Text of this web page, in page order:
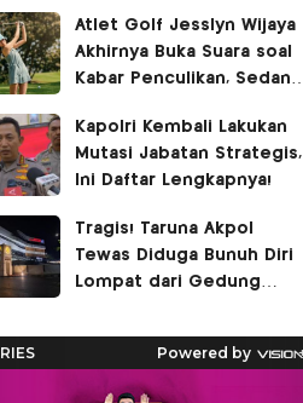
Atlet Golf Jesslyn Wijaya
Akhirnya Buka Suara soal
Kabar Penculikan, Sedang
Kapolri Kembali Lakukan
Mutasi Jabatan Strategis,
Ini Daftar Lengkapnya!
Tragis! Taruna Akpol
Tewas Diduga Bunuh Diri
Lompat dari Gedung